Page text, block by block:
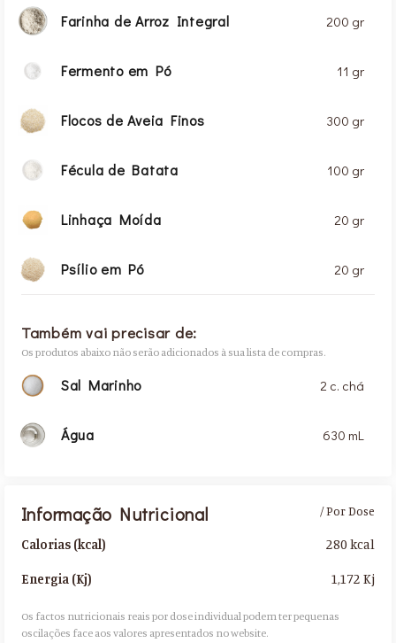
Farinha de Arroz Integral 200 gr
Fermento em Pó 11 gr
Flocos de Aveia Finos 300 gr
Fécula de Batata 100 gr
Linhaça Moída 20 gr
Psílio em Pó 20 gr
Também vai precisar de:
Os produtos abaixo não serão adicionados à sua lista de compras.
Sal Marinho 2 c. chá
Água 630 mL
Informação Nutricional
Calorias (kcal)
Energia (Kj)
/ Por Dose
280 kcal
1,172 Kj
Os factos nutricionais reais por dose individual podem ter pequenas
oscilações face aos valores apresentados no website.​